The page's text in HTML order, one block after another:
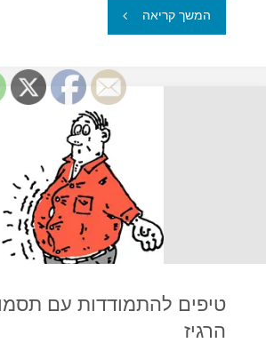
המשך קריאה "תסמונת
הרגיז
חסרים
תזונתיים"
טיפים להתמודדות עם
הרגיז